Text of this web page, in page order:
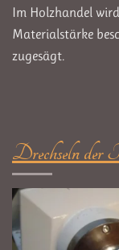
Im Holzhandel
Materialstärke
zugesägt.
Drechseln der